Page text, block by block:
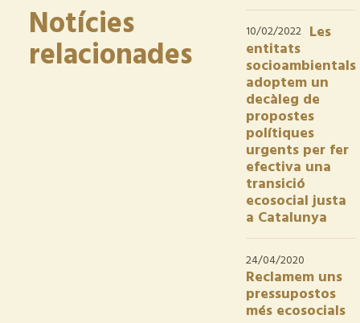
Notícies
relacionades
10/02/2022 Les
entitats
socioambientals
adoptem un
decàleg de
propostes
polítiques
urgents per fer
efectiva una
transició
ecosocial justa
a Catalunya
24/04/2020
Reclamem uns
pressupostos
més ecosocials